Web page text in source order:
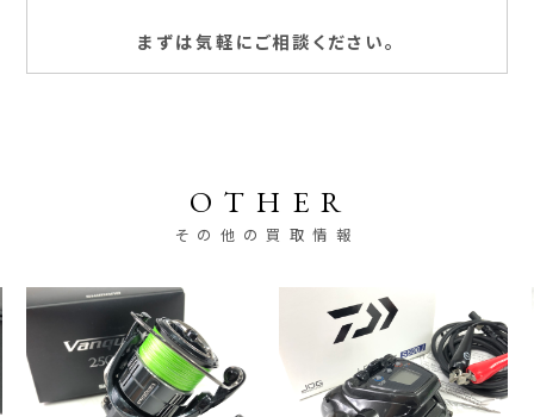
まずは気軽にご相談ください。
OTHER
その他の買取情報